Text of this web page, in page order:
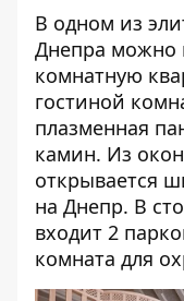
В одном из
Днепра можно
комнатную
гостиной
плазменная
камин. Из
открывается
на Днепр. В
входит 2
комната для